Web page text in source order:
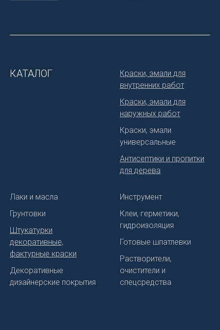
КАТАЛОГ
Краски, эмали для
внутренних работ
Краски, эмали для
наружных работ
Краски, эмали
универсальные
Антисептики и пропитки
для дерева
Лаки и масла
Грунтовки
Штукатурки
декоративные,
фактурные краски
Декоративные
дизайнерские покрытия
Инструмент
Клеи, герметики,
гидроизоляция
Готовые шпатлевки
Растворители,
очистители и
спецсредства